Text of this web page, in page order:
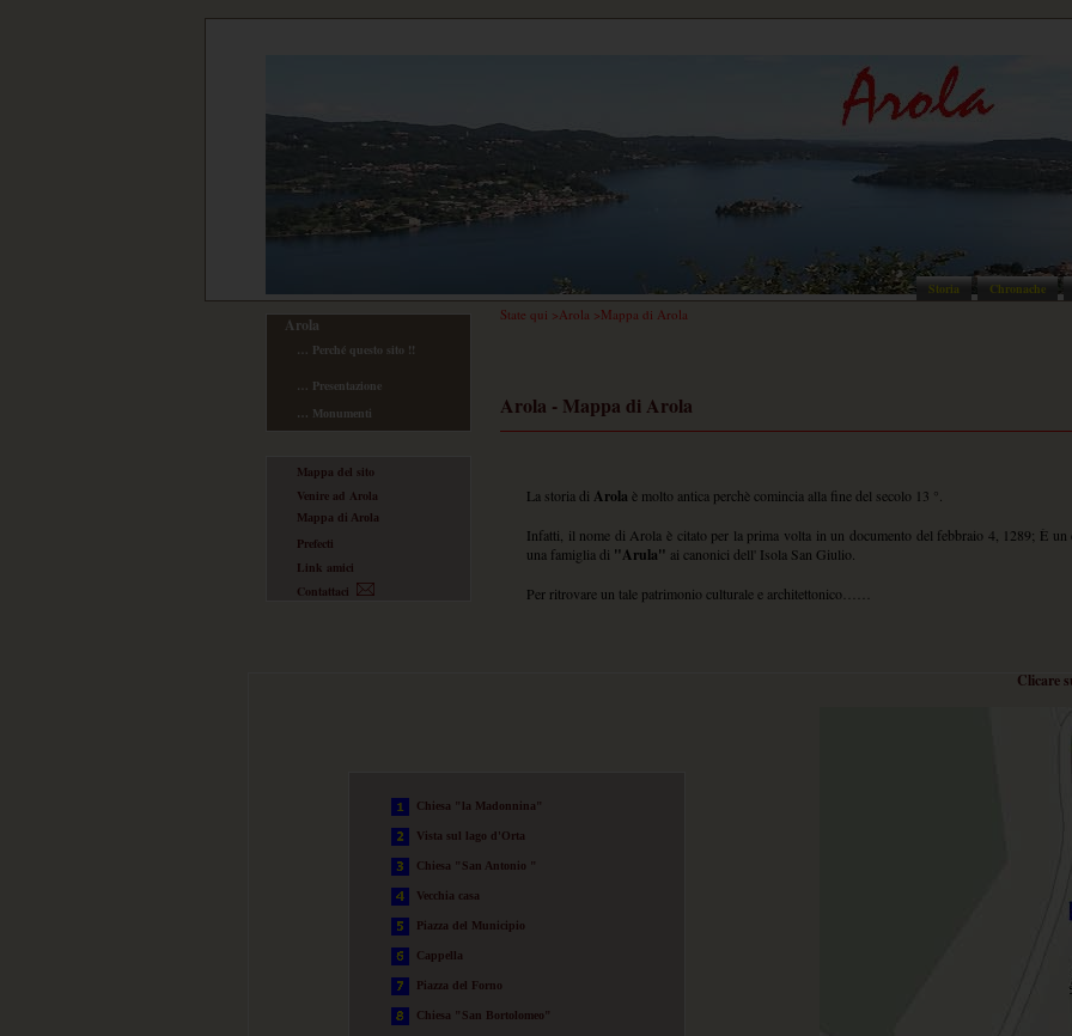
Storia Chronache
Arola
… Perché questo sito !!
… Presentazione
… Monumenti
Mappa del sito
Venire ad Arola
Mappa di Arola
Prefecti
Link amici
Contattaci
State qui >Arola >Mappa di Arola
Arola - Mappa di Arola
La storia di Arola è molto antica perchè comincia alla fine del secolo 13 °.
Infatti, il nome di Arola è citato per la prima volta in un documento del febbraio 4, 1289; È
una famiglia di "Arula" ai canonici dell' Isola San Giulio.
Per ritrovare un tale patrimonio culturale e architettonico……
Chiesa "la Madonnina"
Vista sul lago d'Orta
Chiesa "San Antonio "
Vecchia casa
Piazza del Municipio
Cappella
Piazza del Forno
Chiesa "San Bortolomeo"